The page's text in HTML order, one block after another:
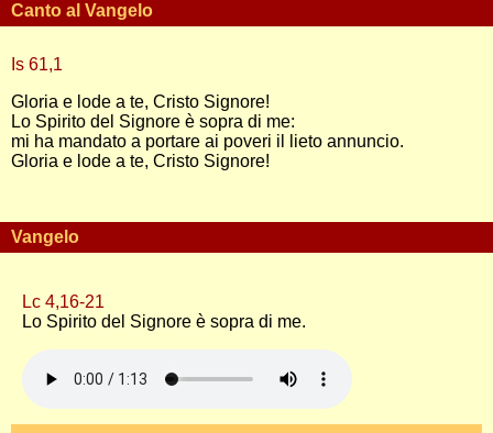
Canto al Vangelo
Is 61,1
Gloria e lode a te, Cristo Signore!
Lo Spirito del Signore è sopra di me:
mi ha mandato a portare ai poveri il lieto annuncio.
Gloria e lode a te, Cristo Signore!
Vangelo
Lc 4,16-21
Lo Spirito del Signore è sopra di me.